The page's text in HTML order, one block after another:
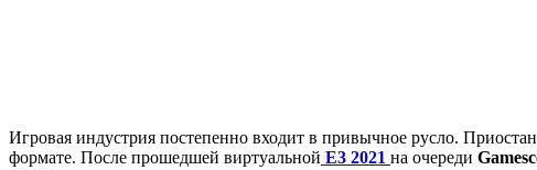
Игровая индустрия постепенно входит в привычное русло.
формате. После прошедшей виртуальной E3 2021 на очереди